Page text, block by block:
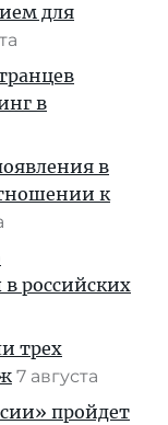
для
в
в
к
российских
трех
7 августа
пройдет